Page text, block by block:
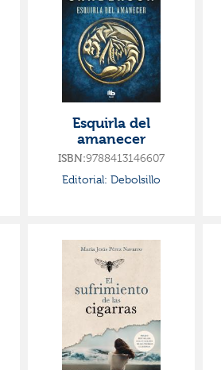
Esquirla del
amanecer
ISBN:9788413146607
Editorial: Debolsillo